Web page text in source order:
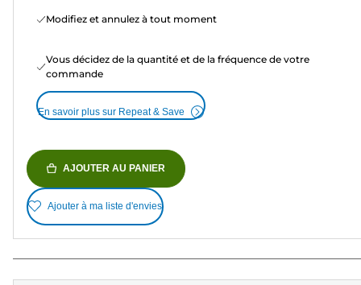
Modifiez et annulez à tout moment
Vous décidez de la quantité et de la fréquence de votre
commande
En savoir plus sur Repeat & Save
AJOUTER AU PANIER
Ajouter à ma liste d'envies